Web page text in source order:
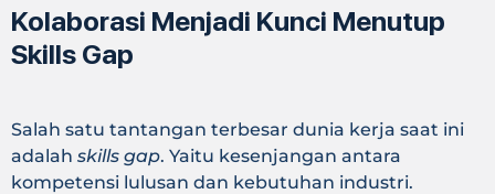
Kolaborasi Menjadi Kunci Menutup
Skills Gap
Salah satu tantangan terbesar dunia kerja saat ini
adalah skills gap. Yaitu kesenjangan antara
kompetensi lulusan dan kebutuhan industri.